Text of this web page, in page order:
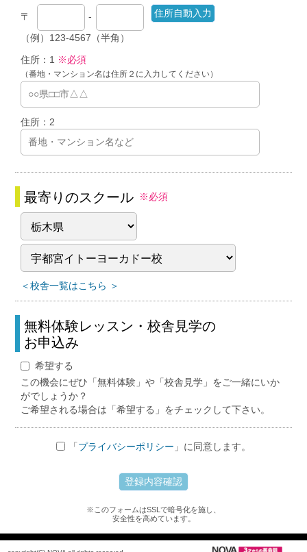
〒
-
（例）123-4567（半角）
住所：1 ※必須
（番地・マンション名は住所２に入力してください）
住所：2
最寄りのスクール ※必須
＜校舎一覧はこちら ＞
無料体験レッスン・校舎見学の
お申込み
希望する
この機会にぜひ「無料体験」や「校舎見学」をご一緒にいか
がでしょうか？
ご希望される場合は「希望する」をチェックして下さい。
「プライバシーポリシー 」に同意します。
※このフォームはSSLで暗号化を施し、
安全性を高めています。